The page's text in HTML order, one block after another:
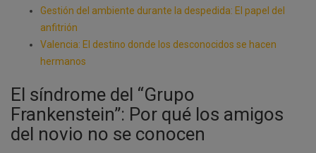
Gestión del ambiente durante la despedida: El papel del
anfitrión
Valencia: El destino donde los desconocidos se hacen
hermanos
El síndrome del “Grupo
Frankenstein”: Por qué los amigos
del novio no se conocen